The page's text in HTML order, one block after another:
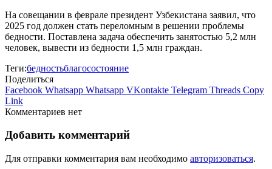
На совещании в феврале президент Узбекистана заявил, что
2025 год должен стать переломным в решении проблемы
бедности. Поставлена задача обеспечить занятостью 5,2 млн
человек, вывести из бедности 1,5 млн граждан.
Теги:бедностьблагосостояние
Поделиться
Facebook Whatsapp Whatsapp VKontakte Telegram Threads Copy
Link
Комментариев нет
Добавить комментарий
Для отправки комментария вам необходимо авторизоваться.